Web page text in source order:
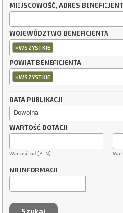
MIEJSCOWOŚĆ, ADRES
WOJEWÓDZTWO BENEFICJENTA
×WSZYSTKIE
POWIAT BENEFICJENTA
×WSZYSTKIE
DATA PUBLIKACJI
Dowolna
WARTOŚĆ DOTACJI
Wartość od [PLN]
NR INFORMACJI